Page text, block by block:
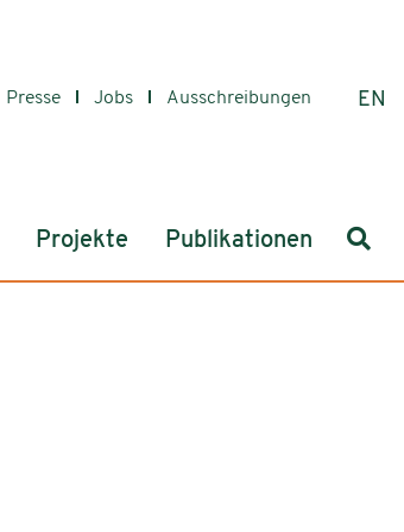
Presse Jobs Ausschreibungen EN
Projekte Publikationen